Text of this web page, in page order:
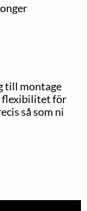
till montage
flexibilitet för
så som ni